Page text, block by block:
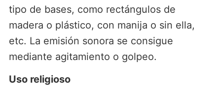
tipo de bases, como rectángulos de
madera o plástico, con manija o sin ella,
etc. La emisión sonora se consigue
mediante agitamiento o golpeo.
Uso religioso